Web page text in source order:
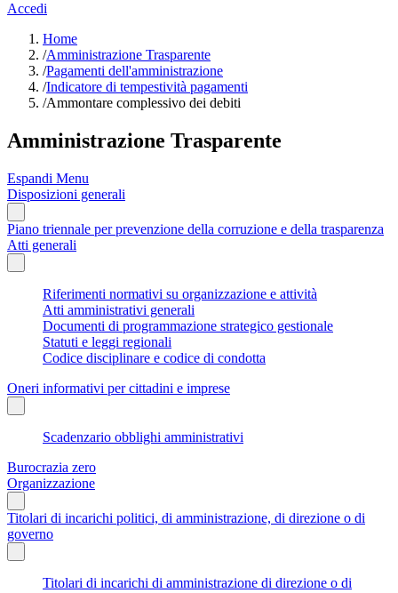
Accedi
Home
/Amministrazione Trasparente
/Pagamenti dell'amministrazione
/Indicatore di tempestività pagamenti
/Ammontare complessivo dei debiti
Amministrazione Trasparente
Espandi Menu
Disposizioni generali
Piano triennale per prevenzione della corruzione e della trasparenza
Atti generali
Riferimenti normativi su organizzazione e attività
Atti amministrativi generali
Documenti di programmazione strategico gestionale
Statuti e leggi regionali
Codice disciplinare e codice di condotta
Oneri informativi per cittadini e imprese
Scadenzario obblighi amministrativi
Burocrazia zero
Organizzazione
Titolari di incarichi politici, di amministrazione, di direzione o di
governo
Titolari di incarichi di amministrazione di direzione o di